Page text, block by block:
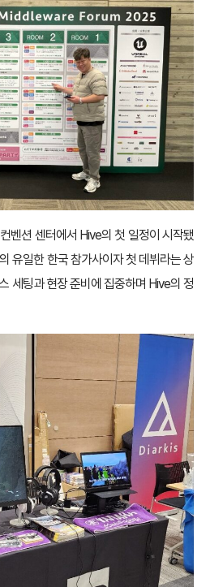
벤션 센터에서 Hive의 첫 일정이 시작됐
유일한 한국 참가사이자 첫 데뷔라는 상
세팅과 현장 준비에 집중하며 Hive의 정